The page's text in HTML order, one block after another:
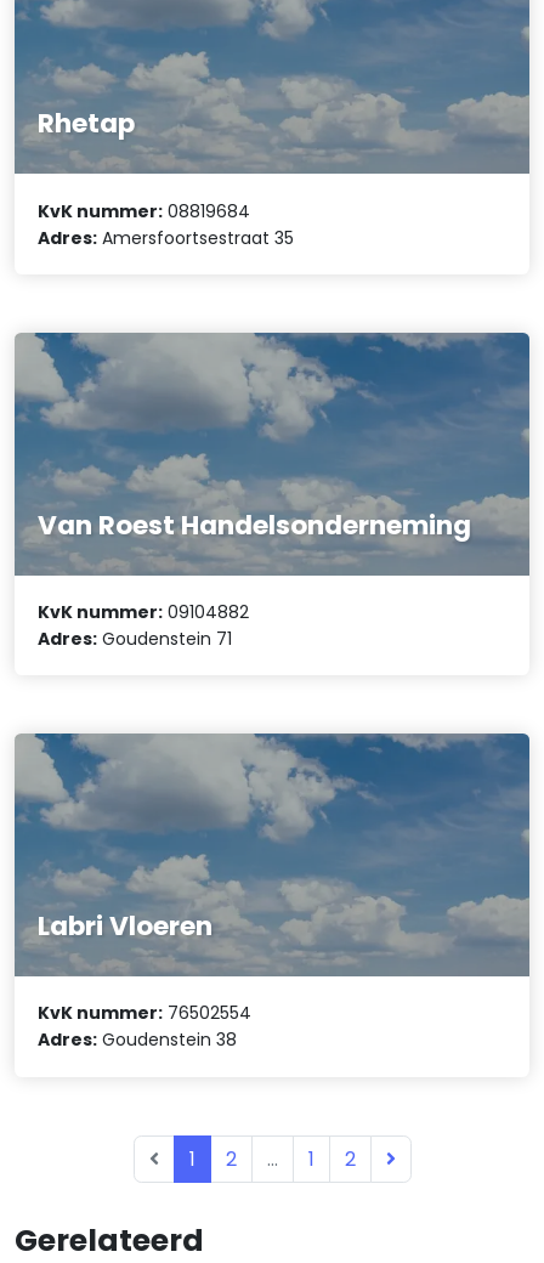
Gerelateerd
Rhetap
KvK nummer: 08819684
Adres: Amersfoortsestraat 35
Van Roest Handelsonderneming
KvK nummer: 09104882
Adres: Goudenstein 71
Labri Vloeren
KvK nummer: 76502554
Adres: Goudenstein 38
1 2 ... 1 2